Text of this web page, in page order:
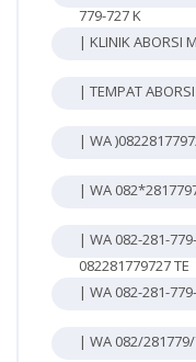
779-727 K
| KLINIK ABORSI
| TEMPAT
| WA
| WA
| WA 082-281-
082281779727 TE
| WA 082-281-
| WA 082/281779/